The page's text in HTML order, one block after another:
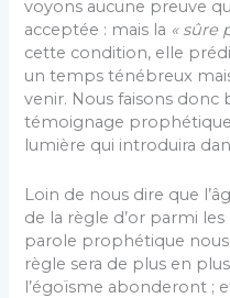
voyons aucune preuve
acceptée : mais la « sûre
cette condition, elle
un temps ténébreux
venir. Nous faisons donc
témoignage
lumière qui introduira
Loin de nous dire que
de la règle d’or parmi
parole prophétique
règle sera de plus en
l’égoïsme abonderont ;